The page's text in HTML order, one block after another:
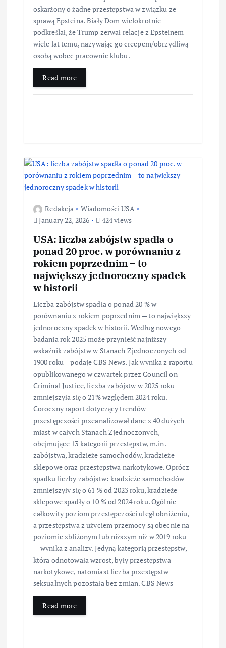
oskarżony o żadne przestępstwa w związku ze
sprawą Epsteina. Biały Dom wielokrotnie
podkreślał, że Trump zerwał relacje z Epsteinem
wiele lat temu, nazywając go creepem/obrzydliwą
osobą wobec pracownic klubu.
Read more
Redakcja
Wiadomości USA
January 22, 2026
424 views
USA: liczba zabójstw spadła o
ponad 20 proc. w porównaniu z
rokiem poprzednim – to
największy jednoroczny spadek
w historii
Liczba zabójstw spadła o ponad 20 % w
porównaniu z rokiem poprzednim — to największy
jednoroczny spadek w historii. Według nowego
badania rok 2025 może przynieść najniższy
wskaźnik zabójstw w Stanach Zjednoczonych od
1900 roku – podaje CBS News. Jak wynika z raportu
opublikowanego w czwartek przez Council on
Criminal Justice, liczba zabójstw w 2025 roku
zmniejszyła się o 21% względem 2024 roku.
Coroczny raport dotyczący trendów
przestępczości przeanalizował dane z 40 dużych
miast w całych Stanach Zjednoczonych,
obejmujące 13 kategorii przestępstw, m.in.
zabójstwa, kradzieże samochodów, kradzieże
sklepowe oraz przestępstwa narkotykowe. Oprócz
spadku liczby zabójstw: kradzieże samochodów
zmniejszyły się o 61 % od 2023 roku, kradzieże
sklepowe spadły o 10 % od 2024 roku. Ogólnie
całkowity poziom przestępczości uległ obniżeniu,
a przestępstwa z użyciem przemocy są obecnie na
poziomie zbliżonym lub niższym niż w 2019 roku
— wynika z analizy. Jedyną kategorią przestępstw,
która odnotowała wzrost, były przestępstwa
narkotykowe, natomiast liczba przestępstw
seksualnych pozostała bez zmian. CBS News
Read more